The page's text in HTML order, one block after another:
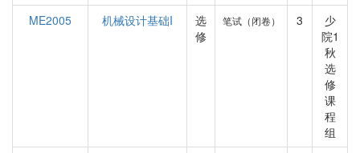
ME2005 机械设计基础I
选
修
笔试（闭卷） 3
少
院1
秋
选
修
课
程
组